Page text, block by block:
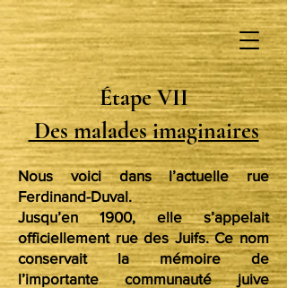
Étape VII
Des malades imaginaires
Nous voici dans l’actuelle rue
Ferdinand-Duval.
Jusqu’en 1900, elle s’appelait
officiellement rue des Juifs. Ce nom
conservait la mémoire de
l’importante communauté juive